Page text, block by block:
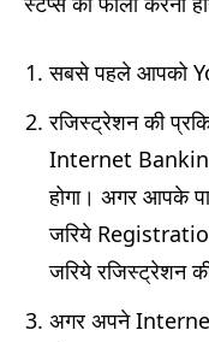
सबसे पहले आपको
रजिस्ट्रेशन की
Internet
होगा। अगर आपके
जरिये
जरिये रजिस्ट्रेशन
अगर अपने